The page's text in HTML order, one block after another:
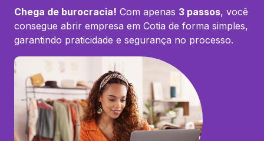
Chega de burocracia! Com apenas 3 passos, você
consegue abrir empresa em Cotia de forma simples,
garantindo praticidade e segurança no processo.